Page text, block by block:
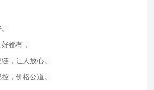
都有，
，让人放心。
，价格公道。